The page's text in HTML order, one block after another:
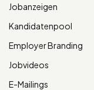
Jobanzeigen
Kandidatenpool
Employer Branding
Jobvideos
E-Mailings